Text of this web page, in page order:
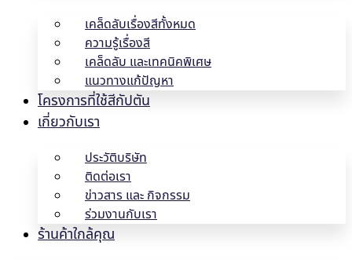
เคล็ดลับเรื่องสีทั้งหมด
ความรู้เรื่องสี
เคล็ดลับ และเทคนิคพิเศษ
แนวทางแก้ปัญหา
โครงการที่ใช้สีกัปตัน
เกี่ยวกับเรา
ประวัติบริษัท
ติดต่อเรา
ข่าวสาร และ กิจกรรม
ร่วมงานกับเรา
ร้านค้าใกล้คุณ